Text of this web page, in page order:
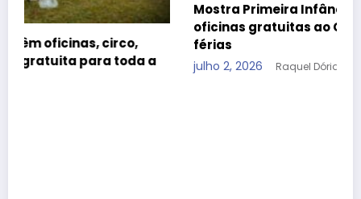
Mostra Primeira Infância leva teatro, cinema e
oficinas gratuitas ao CCBB Brasília durante as
férias
julho 2, 2026 Raquel Dória